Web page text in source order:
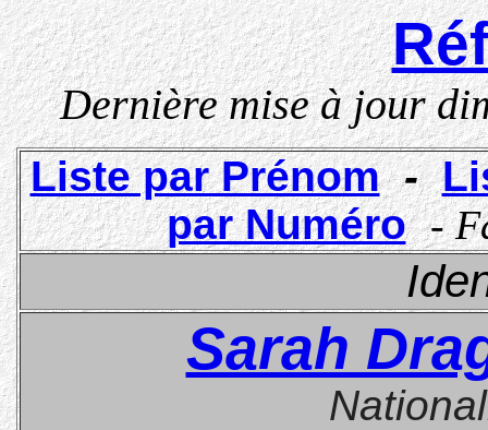
Dernière mise à jour
Liste par Prénom-
par Numéro -
Sarah